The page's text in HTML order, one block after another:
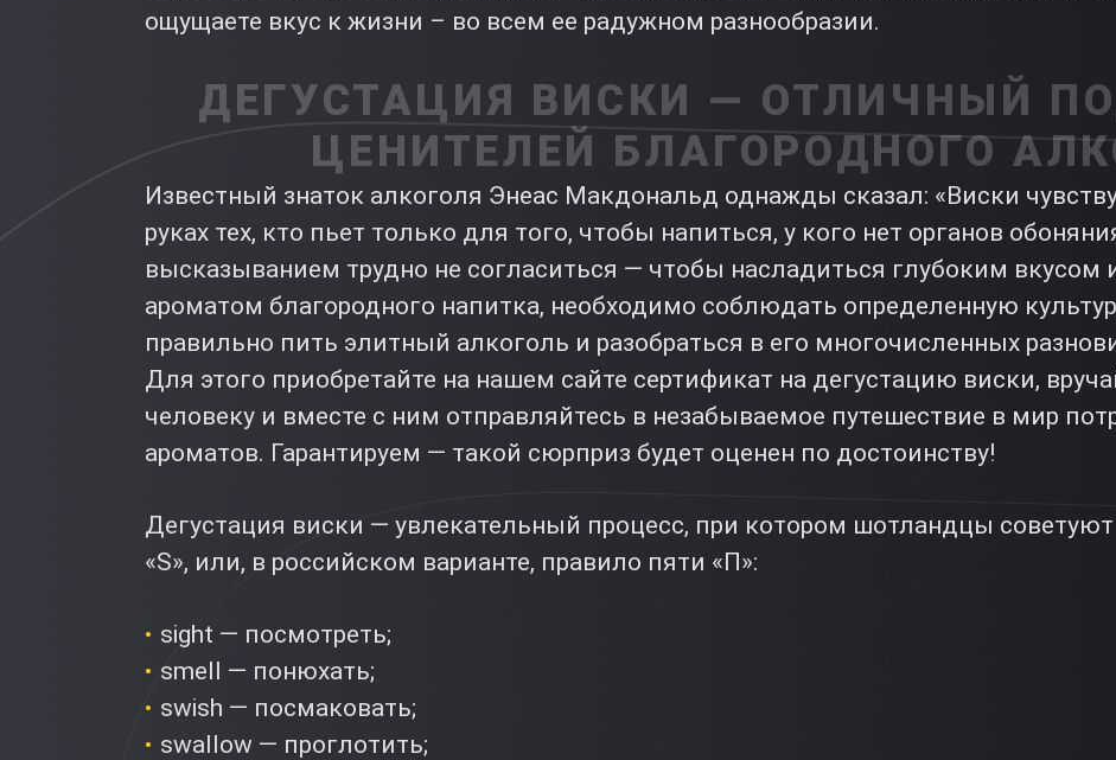
ощущаете вкус к жизни – во всем ее радужном разнообразии.
ДЕГУСТАЦИЯ ВИСКИ — ОТЛИЧНЫЙ
ЦЕНИТЕЛЕЙ БЛАГОРОДНОГО
Известный знаток алкоголя Энеас Макдональд однажды сказал: «Виски
руках тех, кто пьет только для того, чтобы напиться, у кого нет органов
высказыванием трудно не согласиться — чтобы насладиться глубоким
ароматом благородного напитка, необходимо соблюдать определенную
правильно пить элитный алкоголь и разобраться в его многочисленных
Для этого приобретайте на нашем сайте сертификат на дегустацию виски,
человеку и вместе с ним отправляйтесь в незабываемое путешествие в мир
ароматов. Гарантируем — такой сюрприз будет оценен по достоинству!
Дегустация виски — увлекательный процесс, при котором шотландцы
«S», или, в российском варианте, правило пяти «П»:
sight — посмотреть;
smell — понюхать;
swish — посмаковать;
swallow — проглотить;